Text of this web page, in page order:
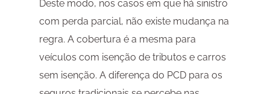
Deste modo, nos casos em que há sinistro
com perda parcial, não existe mudança na
regra. A cobertura é a mesma para
veículos com isenção de tributos e carros
sem isenção. A diferença do PCD para os